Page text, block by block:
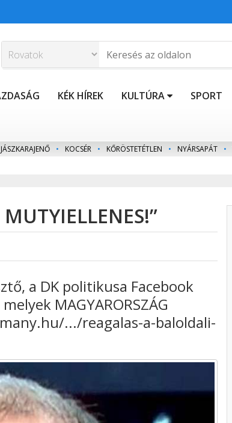
KÉK HÍREK KULTÚRA SPORT
JÁSZKARAJENŐ • KOCSÉR • KŐRÖSTETÉTLEN • NYÁRSAPÁT •
a DK politikusa Facebook
MAGYARORSZÁG
.../reagalas-a-baloldali-